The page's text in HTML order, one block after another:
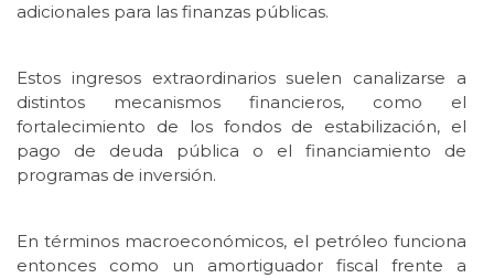
adicionales para las finanzas públicas.
Estos ingresos extraordinarios suelen canalizarse a
distintos mecanismos financieros, como el
fortalecimiento de los fondos de estabilización, el
pago de deuda pública o el financiamiento de
programas de inversión.
En términos macroeconómicos, el petróleo funciona
entonces como un amortiguador fiscal frente a